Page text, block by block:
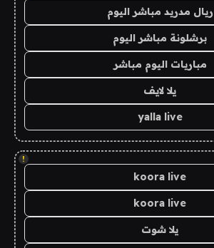
ريال مدريد مباشر اليوم
برشلونة مباشر اليوم
مباريات اليوم مباشر
يلا لايف
yalla live
!
koora live
koora live
يلا شوت